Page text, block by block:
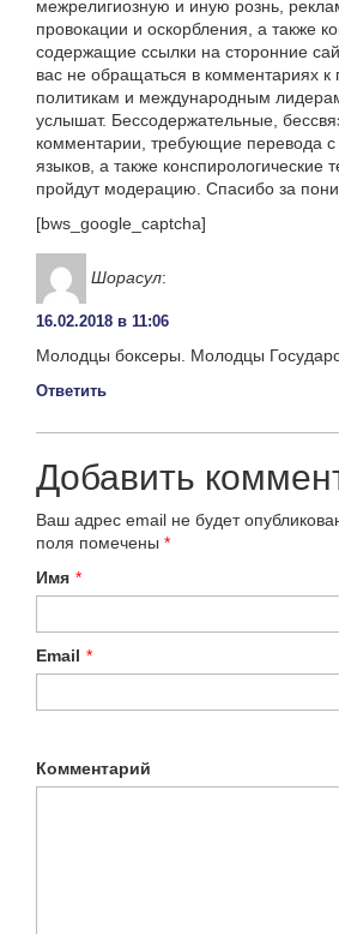
межрелигиозную и иную рознь,
провокации и оскорбления, а также
содержащие ссылки на сторонние
вас не обращаться в комментариях к
политикам и международным
услышат. Бессодержательные,
комментарии, требующие перевода с
языков, а также конспирологические
пройдут модерацию. Спасибо за
[bws_google_captcha]
Шорасул:
16.02.2018 в 11:06
Молодцы боксеры. Молодцы
Ответить
Добавить
Ваш адрес email не будет
поля помечены *
Имя *
Email *
Комментарий